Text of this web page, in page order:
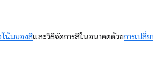
น้มของสีและวิธีจัดการสีในอนาคตด้วยการเปลี่